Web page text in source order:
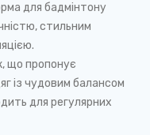
для бадмінтону
стильним
що пропонує
із чудовим балансом
для регулярних